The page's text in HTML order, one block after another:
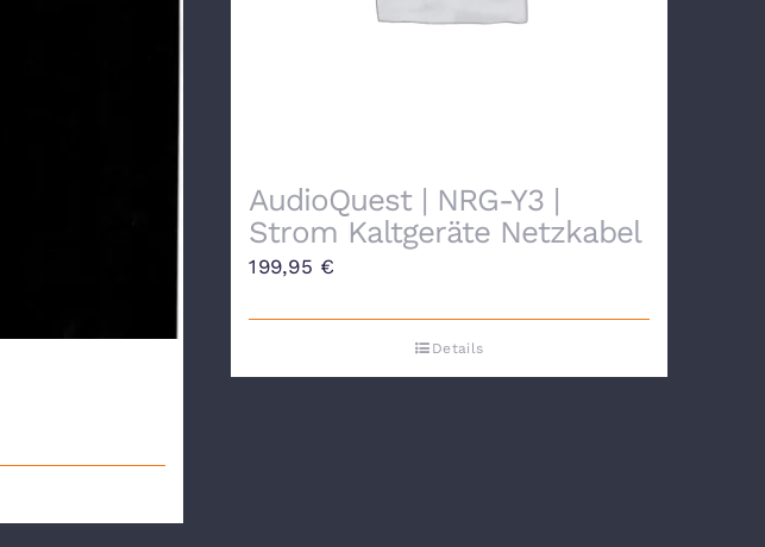
AudioQuest | NRG-Y3 |
Strom Kaltgeräte Netzkabel
199,95 €
Details